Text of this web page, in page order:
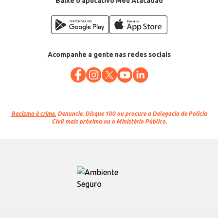
Acompanhe a gente nas redes sociais
Racismo é crime. Denuncie. Disque 100 ou procure a Delegacia de Polícia
Civil mais próxima ou o Ministério Público.